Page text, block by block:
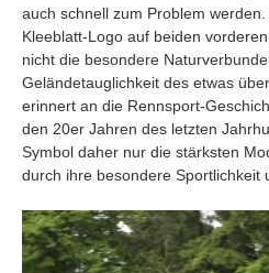
auch schnell zum Problem
Kleeblatt-Logo auf beiden
nicht die besondere
Geländetauglichkeit des etwas
erinnert an die Rennsport-
den 20er Jahren des letzten
Symbol daher nur die stärksten
durch ihre besondere Sportlichkeit